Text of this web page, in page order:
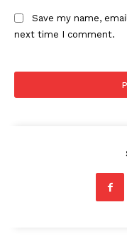
Save my name,
next time I comment.